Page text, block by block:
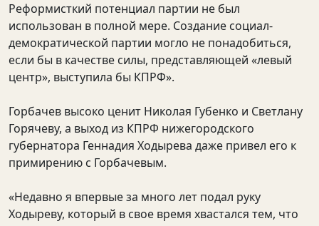
Реформисткий потенциал партии не был
использован в полной мере. Создание социал-
демократической партии могло не понадобиться,
если бы в качестве силы, представляющей «левый
центр», выступила бы КПРФ».
Горбачев высоко ценит Николая Губенко и Светлану
Горячеву, а выход из КПРФ нижегородского
губернатора Геннадия Ходырева даже привел его к
примирению с Горбачевым.
«Недавно я впервые за много лет подал руку
Ходыреву, который в свое время хвастался тем, что